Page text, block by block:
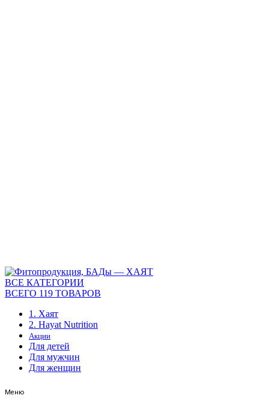
ВСЕ КАТЕГОРИИ
ВСЕГО 119 ТОВАРОВ
1. Хаят
2. Hayat Nutrition
Акции
Для детей
Для мужчин
Для женщин
Меню